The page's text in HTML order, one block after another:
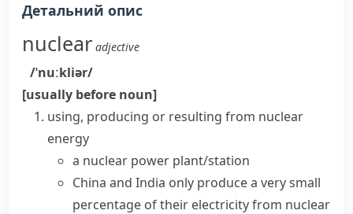
Детальний опис
nuclear adjective
/ˈnuːkliər/
[usually before noun]
using, producing or resulting from nuclear
energy
a nuclear power plant/station
China and India only produce a very small
percentage of their electricity from nuclear